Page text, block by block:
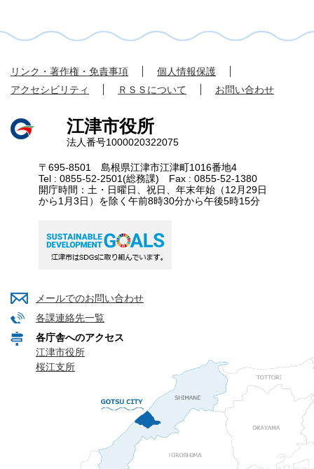
リンク・著作権・免責事項
個人情報保護
アクセシビリティ
ＲＳＳについて お問い合わせ
江津市役所
法人番号1000020322075
〒695-8501 島根県江津市江津町1016番地4
Tel : 0855-52-2501(総務課) Fax : 0855-52-1380
開庁時間：土・日曜日、祝日、年末年始（12月29日
から1月3日）を除く午前8時30分から午後5時15分
メールでのお問い合わせ
各課連絡先一覧
各庁舎へのアクセス
江津市役所
桜江支所